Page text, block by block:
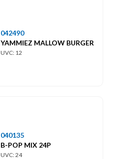
042490
YAMMIEZ MALLOW BURGER
UVC: 12
040135
B-POP MIX 24P
UVC: 24